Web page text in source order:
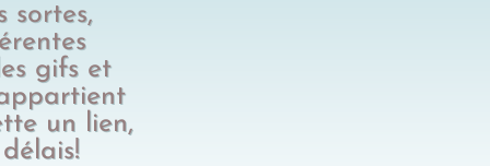
sortes,
gifs et
un lien,